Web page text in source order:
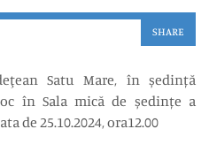
SHARE
Satu Mare, în ședință
în Sala mică de ședințe a
de 25.10.2024, ora12.00